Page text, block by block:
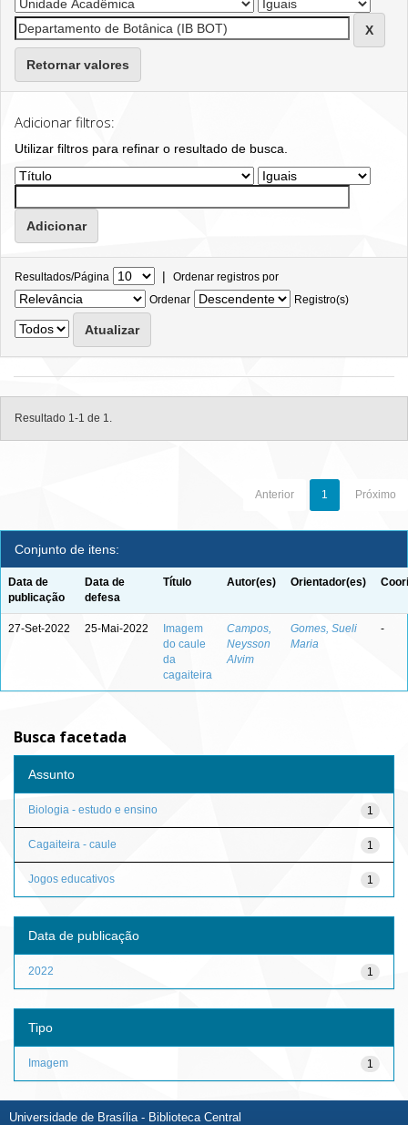
Retornar valores
Adicionar filtros:
Utilizar filtros para refinar o resultado de busca.
Resultados/Página | Ordenar registros por
Ordenar
Registro(s)
Resultado 1-1 de 1.
Anterior 1 Próximo
Conjunto de itens:
Data de
publicação
Data de
defesa
Título Autor(es) Orientador(es)
27-Set-2022 25-Mai-2022
Imagem
do caule
da
cagaiteira
Campos,
Neysson
Alvim
Gomes, Sueli
Maria
-
Busca facetada
Assunto
1
Biologia - estudo e ensino
1
Cagaiteira - caule
1
Jogos educativos
Data de publicação
1
2022
Tipo
1
Imagem
Universidade de Brasília - Biblioteca Central